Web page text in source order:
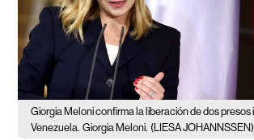
Giorgia Meloni confirma la liberación de dos presos
Venezuela. Giorgia Meloni. (LIESA JOHANNSSEN)